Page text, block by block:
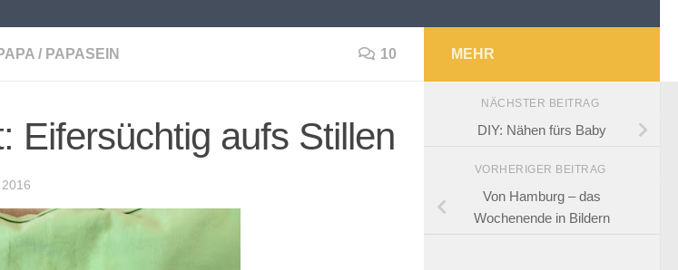
/ PAPASEIN 10
Eifersüchtig aufs Stillen
MEHR
NÄCHSTER BEITRAG
DIY: Nähen fürs Baby
VORHERIGER BEITRAG
Von Hamburg – das
Wochenende in Bildern